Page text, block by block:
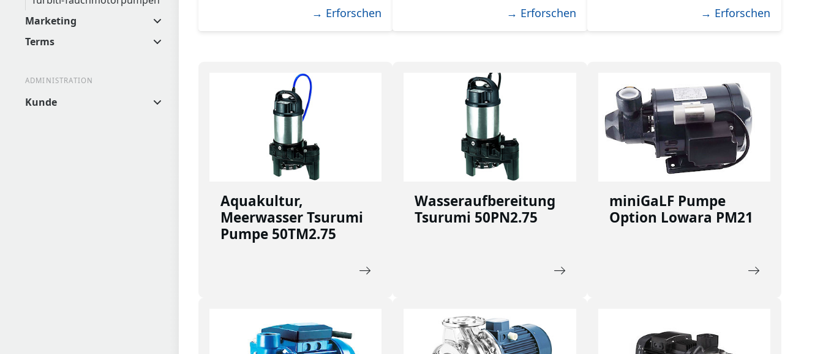
Marketing
Terms
ADMINISTRATION
Kunde
→ Erforschen
→ Erforschen
→ Erforschen
Aquakultur,
Meerwasser Tsurumi
Pumpe 50TM2.75
Wasseraufbereitung
Tsurumi 50PN2.75
miniGaLF Pumpe
Option Lowara PM21